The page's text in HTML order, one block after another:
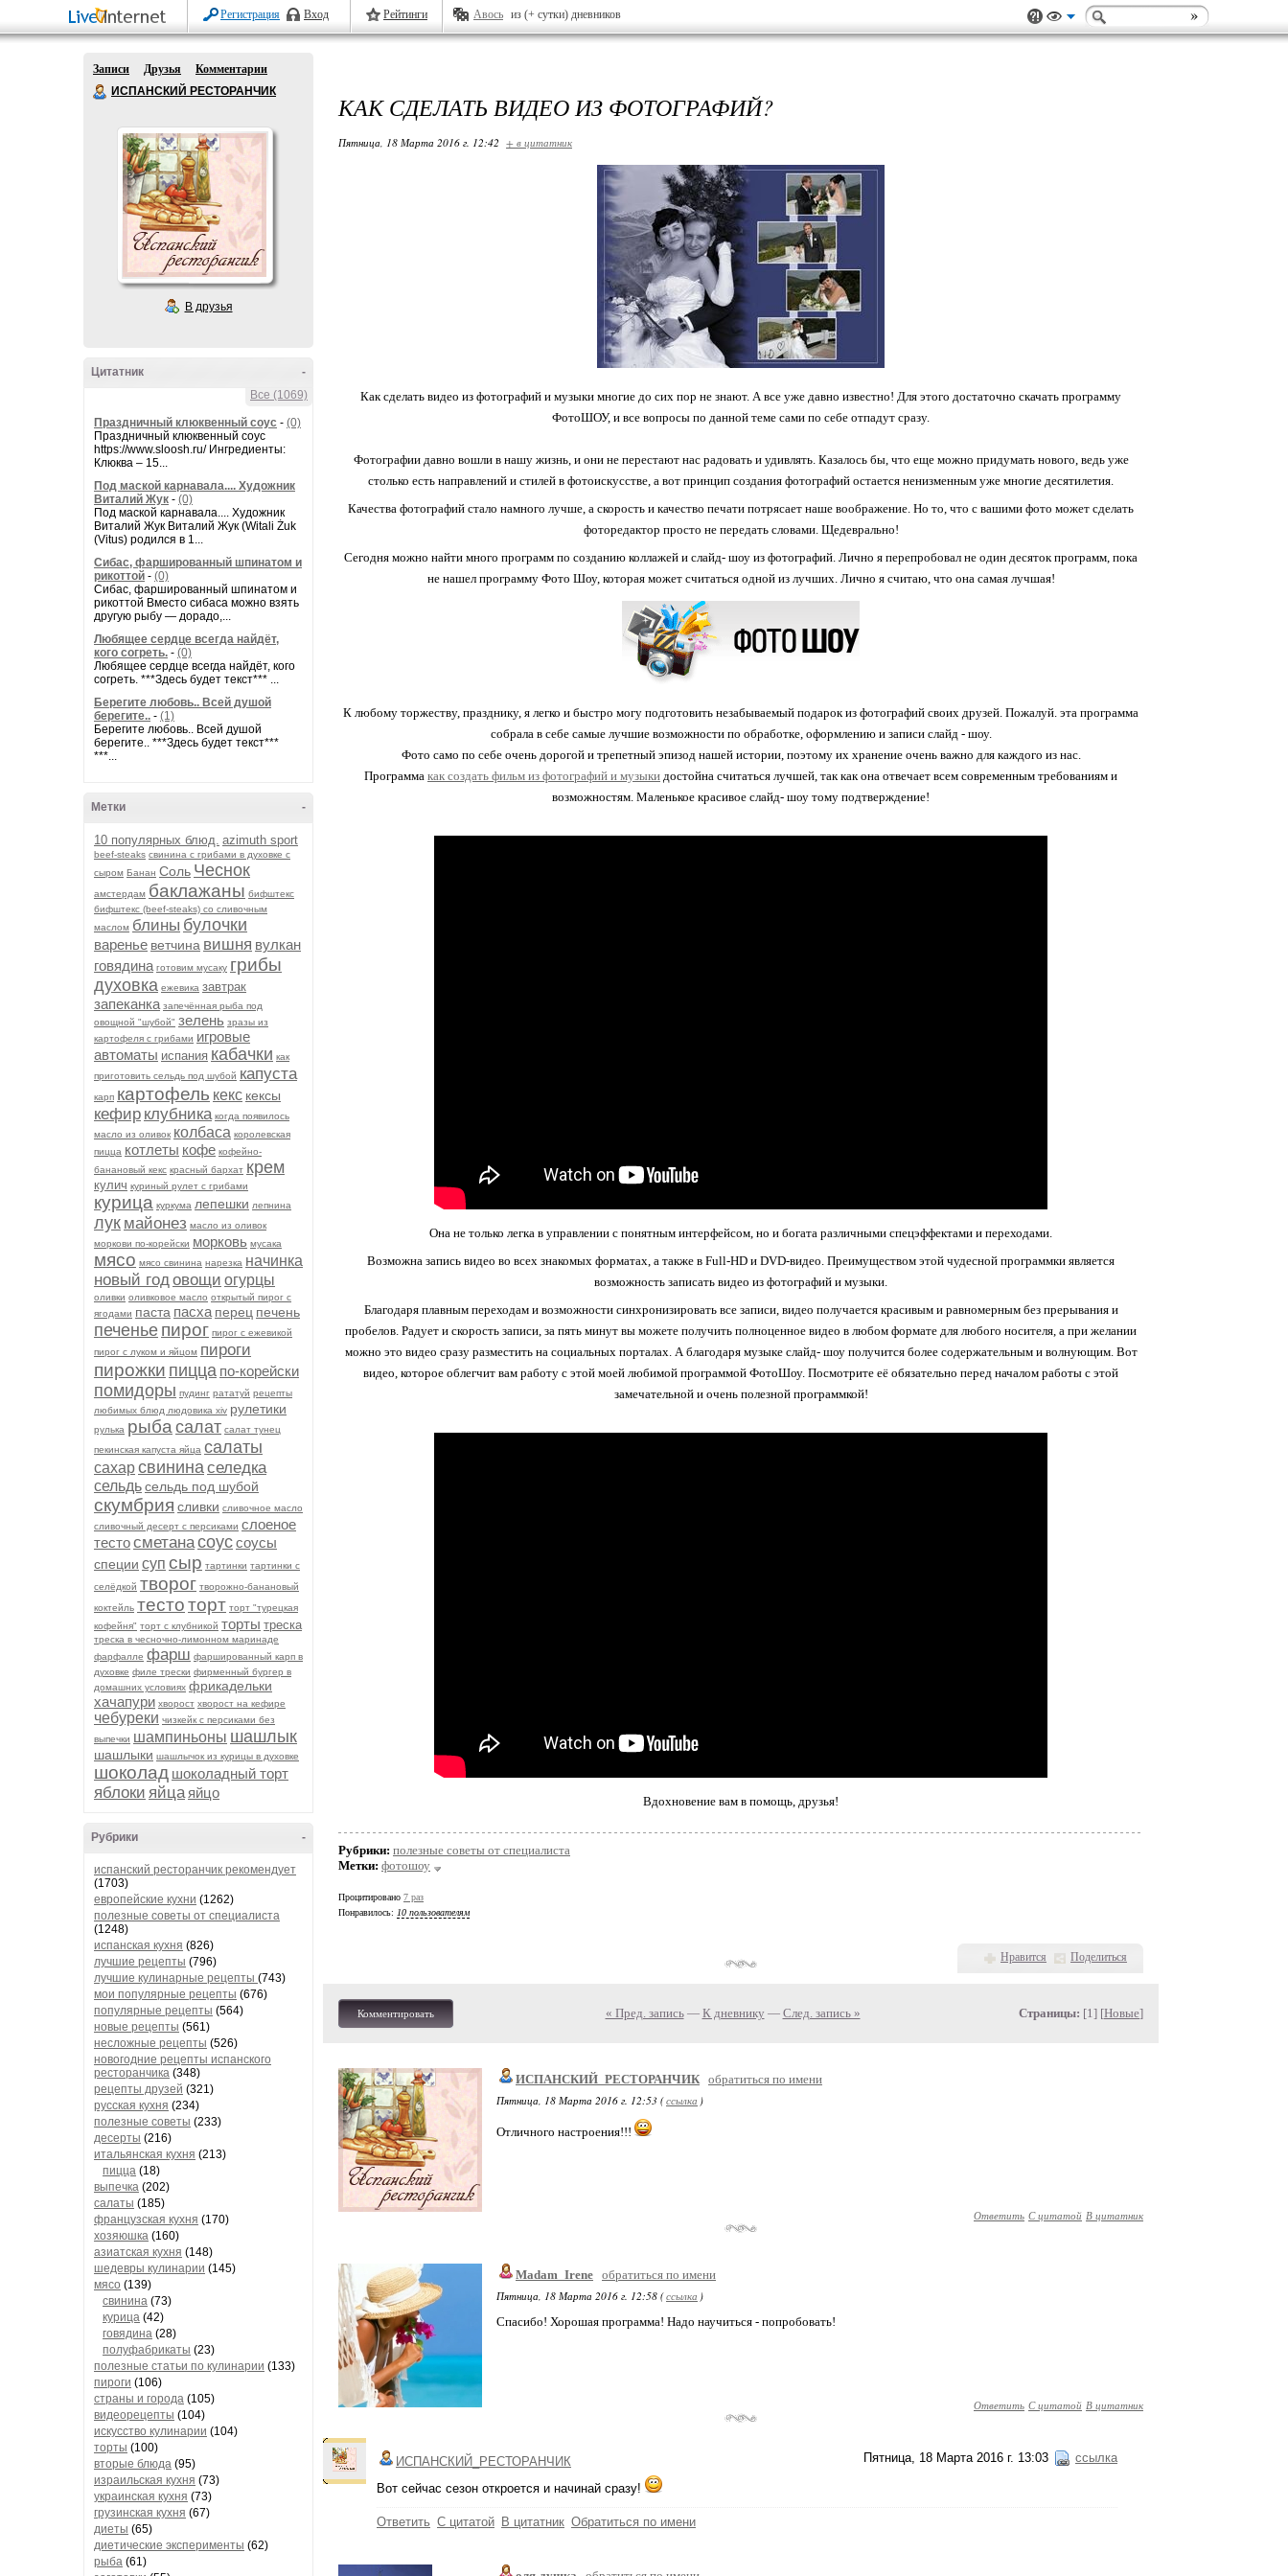
Регистрация Вход Рейтинги Авось из (+ сутки) дневников
Записи Друзья
Комментарии
ИСПАНСКИЙ РЕСТОРАНЧИК
В друзья
-
Цитатник
Все (1069)
Праздничный клюквенный соус - (0)
Праздничный клюквенный соус
https://www.sloosh.ru/ Ингредиенты:
Клюква – 15...
Под маской карнавала.... Художник
Виталий Жук - (0)
Под маской карнавала.... Художник
Виталий Жук Виталий Жук (Witali Żuk
(Vitus) родился в 1...
Сибас, фаршированный шпинатом и
рикоттой - (0)
Сибас, фаршированный шпинатом и
рикоттой Вместо сибаса можно взять
другую рыбу — дорадо,...
Любящее сердце всегда найдёт,
кого согреть. - (0)
Любящее сердце всегда найдёт, кого
согреть. ***Здесь будет текст*** ...
Берегите любовь.. Всей душой
берегите.. - (1)
Берегите любовь.. Всей душой
берегите.. ***Здесь будет текст***
***...
-
Метки
10 популярных блюд. azimuth sport
beef-stеаks cвинина с грибами в духовке с
сыром Банан Соль Чеснок
амстердам баклажаны бифштекс
бифштекс (beef-stеаks) со сливочным
маслом блины булочки
варенье ветчина вишня вулкан
говядина готовим мусаку грибы
духовка ежевика завтрак
запеканка запечённая рыба под
овощной "шубой" зелень зразы из
картофеля с грибами игровые
автоматы испания кабачки как
приготовить сельдь под шубой капуста
карп картофель кекс кексы
кефир клубника когда появилось
масло из оливок колбаса королевская
пицца котлеты кофе кофейно-
банановый кекс красный бархат крем
кулич куриный рулет с грибами
курица куркума лепешки лепнина
лук майонез масло из оливок
моркови по-корейски морковь мусака
мясо мясо свинина нарезка начинка
новый годовощи огурцы
оливки оливковое масло открытый пирог с
ягодами паста пасха перец печень
печенье пирог пирог с ежевикой
пирог с луком и яйцом пироги
пирожки пицца по-корейски
помидоры пудинг рататуй рецепты
любимых блюд людовика xiv рулетики
рулька рыба салат салат тунец
пекинская капуста яйца салаты
сахарсвининаселедка
сельдьсельдь под шубой
скумбрия сливки сливочное масло
сливочный десерт с персиками слоеное
тестосметанасоуссоусы
специи суп сыр тартинки тартинки с
селёдкой творог творожно-банановый
коктейль тестоторт торт "турецкая
кофейня" торт с клубникой торты треска
треска в чесночно-лимонном маринаде
фарфалле фарш фаршированный карп в
духовке филе трески фирменный бургер в
домашних условиях фрикадельки
хачапури хворост хворост на кефире
чебуреки чизкейк с персиками без
выпечки шампиньоны шашлык
шашлыки шашлычок из курицы в духовке
шоколад шоколадный торт
яблоки яйца яйцо
-
Рубрики
испанский ресторанчик рекомендует
(1703)
европейские кухни (1262)
полезные советы от специалиста
(1248)
испанская кухня (826)
лучшие рецепты (796)
лучшие кулинарные рецепты (743)
мои популярные рецепты (676)
популярные рецепты (564)
новые рецепты (561)
несложные рецепты (526)
новогодние рецепты испанского
ресторанчика (348)
рецепты друзей (321)
русская кухня (234)
полезные советы (233)
десерты (216)
итальянская кухня (213)
пицца (18)
выпечка (202)
салаты (185)
французская кухня (170)
хозяюшка (160)
азиатская кухня (148)
шедевры кулинарии (145)
мясо (139)
свинина (73)
курица (42)
говядина (28)
полуфабрикаты (23)
полезные статьи по кулинарии (133)
пироги (106)
страны и города (105)
видеорецепты (104)
искусство кулинарии (104)
торты (100)
вторые блюда (95)
израильская кухня (73)
украинская кухня (73)
грузинская кухня (67)
диеты (65)
диетические эксперименты (62)
рыба (61)
КАК СДЕЛАТЬ ВИДЕО ИЗ ФОТОГРАФИЙ?
Пятница, 18 Марта 2016 г. 12:42 + в цитатник
Как сделать видео из фотографий и музыки многие до сих пор не знают. А все уже давно известно! Для этого достаточно скачать программу
ФотоШОУ, и все вопросы по данной теме сами по себе отпадут сразу.
Фотографии давно вошли в нашу жизнь, и они не перестают нас радовать и удивлять. Казалось бы, что еще можно придумать нового, ведь уже
столько есть направлений и стилей в фотоискусстве, а вот принцип создания фотографий остается ненизменным уже многие десятилетия.
Качества фотографий стало намного лучше, а скорость и качество печати потрясает наше воображение. Но то, что с вашими фото может сделать
фоторедактор просто не передать словами. Щедеврально!
Сегодня можно найти много программ по созданию коллажей и слайд- шоу из фотографий. Лично я перепробовал не один десяток программ, пока
не нашел программу Фото Шоу, которая может считаться одной из лучших. Лично я считаю, что она самая лучшая!
К любому торжеству, празднику, я легко и быстро могу подготовить незабываемый подарок из фотографий своих друзей. Пожалуй. эта программа
собрала в себе самые лучшие возможности по обработке, оформлению и записи слайд - шоу.
Фото само по себе очень дорогой и трепетный эпизод нашей истории, поэтому их хранение очень важно для каждого из нас.
Программа как создать фильм из фотографий и музыки достойна считаться лучшей, так как она отвечает всем современным требованиям и
возможностям. Маленькое красивое слайд- шоу тому подтверждение!
Она не только легка в управлении с понятным интерфейсом, но и богата различными спецэффектами и переходами.
Возможна запись видео во всех знакомых форматах, а также в Full-HD и DVD-видео. Преимуществом этой чудесной программки является
возможность записать видео из фотографий и музыки.
Благодаря плавным переходам и возможности синхронизировать все записи, видео получается красивым и равномерным без прерывания и
пробелов. Радует и скорость записи, за пять минут вы можете получить полноценное видео в любом формате для любого носителя, а при желании
можно это видео сразу разместить на социальных порталах. А благодаря музыке слайд- шоу получится более содержательным и волнующим. Вот
видео, которое облегчит вам работу с этой моей любимой программой ФотоШоу. Посмотрите её обязательно перед началом работы с этой
замечательной и очень полезной программкой!
Вдохновение вам в помощь, друзья!
Рубрики: полезные советы от специалиста
Метки: фотошоу
Процитировано 7 раз
Понравилось: 10 пользователям
Нравится Поделиться
Комментировать « Пред. запись— К дневнику — След. запись » Страницы: [1] [Новые]
ИСПАНСКИЙ_РЕСТОРАНЧИК обратиться по имени
Пятница, 18 Марта 2016 г. 12:53 (ссылка )
Отличного настроения!!!
Ответить С цитатой В цитатник
Madam_Irene обратиться по имени
Пятница, 18 Марта 2016 г. 12:58 (ссылка )
Спасибо! Хорошая программа! Надо научиться - попробовать!
Ответить С цитатой В цитатник
Пятница, 18 Марта 2016 г. 13:03 ссылка
ИСПАНСКИЙ_РЕСТОРАНЧИК
Вот сейчас сезон откроется и начинай сразу!
Ответить С цитатой В цитатник Обратиться по имени